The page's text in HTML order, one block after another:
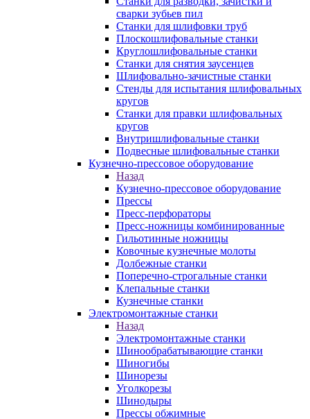
сварки зубьев пил
Станки для шлифовки труб
Плоскошлифовальные станки
Круглошлифовальные станки
Станки для снятия заусенцев
Шлифовально-зачистные станки
Стенды для испытания шлифовальных
кругов
Станки для правки шлифовальных
кругов
Внутришлифовальные станки
Подвесные шлифовальные станки
Кузнечно-прессовое оборудование
Назад
Кузнечно-прессовое оборудование
Прессы
Пресс-перфораторы
Пресс-ножницы комбинированные
Гильотинные ножницы
Ковочные кузнечные молоты
Долбежные станки
Поперечно-строгальные станки
Клепальные станки
Кузнечные станки
Электромонтажные станки
Назад
Электромонтажные станки
Шинообрабатывающие станки
Шиногибы
Шинорезы
Уголкорезы
Шинодыры
Прессы обжимные